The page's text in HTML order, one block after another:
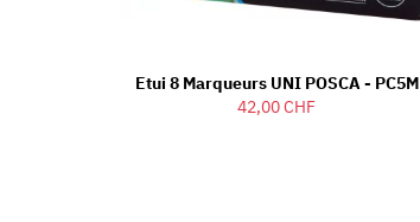
Etui 8 Marqueurs UNI POSCA - PC5M
42,00 CHF